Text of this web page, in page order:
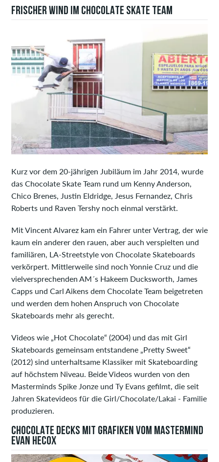
FRISCHER WIND IM CHOCOLATE SKATE TEAM
Kurz vor dem 20-jährigen Jubiläum im Jahr 2014, wurde
das Chocolate Skate Team rund um Kenny Anderson,
Chico Brenes, Justin Eldridge, Jesus Fernandez, Chris
Roberts und Raven Tershy noch einmal verstärkt.
Mit Vincent Alvarez kam ein Fahrer unter Vertrag, der wie
kaum ein anderer den rauen, aber auch verspielten und
familiären, LA-Streetstyle von Chocolate Skateboards
verkörpert. Mittlerweile sind noch Yonnie Cruz und die
vielversprechenden AM´s Hakeem Ducksworth, James
Capps und Carl Aikens dem Chocolate Team beigetreten
und werden dem hohen Anspruch von Chocolate
Skateboards mehr als gerecht.
Videos wie „Hot Chocolate“ (2004) und das mit Girl
Skateboards gemeinsam entstandene „Pretty Sweet“
(2012) sind unterhaltsame Klassiker mit Skateboarding
auf höchstem Niveau. Beide Videos wurden von den
Masterminds Spike Jonze und Ty Evans gefilmt, die seit
Jahren Skatevideos für die Girl/Chocolate/Lakai - Familie
produzieren.
CHOCOLATE DECKS MIT GRAFIKEN VOM MASTERMIND
EVAN HECOX